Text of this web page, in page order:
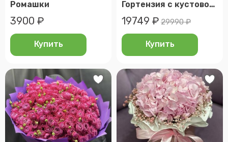
Ромашки
3900 ₽
Купить
Гортензия с кустовой розой
19749 ₽ 29990 ₽
Купить